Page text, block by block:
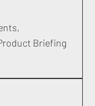
Briefing